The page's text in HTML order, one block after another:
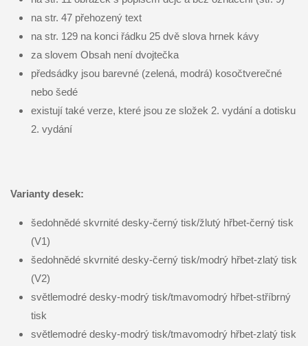
na str. 47 přehozený text
na str. 129 na konci řádku 25 dvě slova hrnek kávy
za slovem Obsah není dvojtečka
předsádky jsou barevné (zelená, modrá) kosočtverečné
nebo šedé
existují také verze, které jsou ze složek 2. vydání a dotisku
2. vydání
Varianty desek:
šedohnědé skvrnité desky-černý tisk/žlutý hřbet-černý tisk
(V1)
šedohnědé skvrnité desky-černý tisk/modrý hřbet-zlatý tisk
(V2)
světlemodré desky-modrý tisk/tmavomodrý hřbet-stříbrný
tisk
světlemodré desky-modrý tisk/tmavomodrý hřbet-zlatý tisk